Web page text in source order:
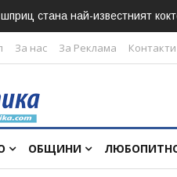
стана най-известният
За нас За Реклама Контакти
ОБЩИНИ